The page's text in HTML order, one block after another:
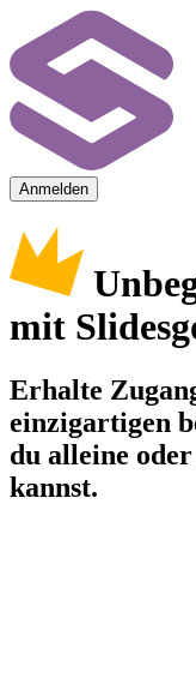
Anmelden
mit
Erhalte
einzigartigen
du alleine
kannst.